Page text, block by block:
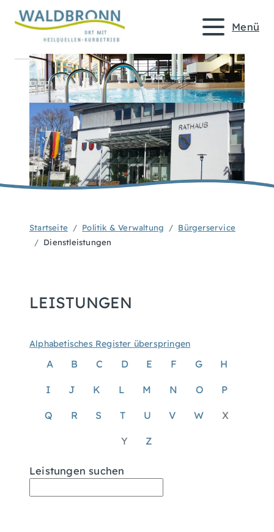
Menü
Startseite Politik & Verwaltung
Bürgerservice
Dienstleistungen
LEISTUNGEN
Alphabetisches Register überspringen
A B C D E F G H
I J K L M N O P
Q R S T U V W X
Y Z
Leistungen suchen